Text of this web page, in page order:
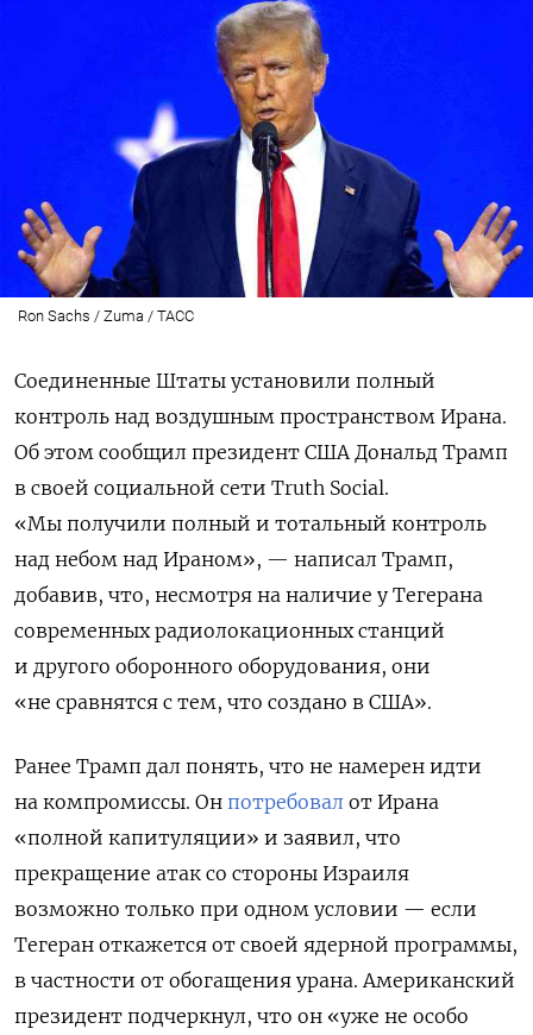
Ron Sachs / Zuma / ТАСС
Соединенные Штаты установили полный
контроль над воздушным пространством Ирана.
Об этом сообщил президент США Дональд Трамп
в своей социальной сети Truth Social.
«Мы получили полный и тотальный контроль
над небом над Ираном», — написал Трамп,
добавив, что, несмотря на наличие у Тегерана
современных радиолокационных станций
и другого оборонного оборудования, они
«не сравнятся с тем, что создано в США».
Ранее Трамп дал понять, что не намерен идти
на компромиссы. Он потребовал от Ирана
«полной капитуляции» и заявил, что
прекращение атак со стороны Израиля
возможно только при одном условии — если
Тегеран откажется от своей ядерной программы,
в частности от обогащения урана. Американский
президент подчеркнул, что он «уже не особо